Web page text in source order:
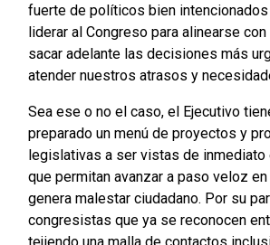
fuerte de políticos bien
liderar al Congreso para alinearse
sacar adelante las decisiones más
atender nuestros atrasos y
Sea ese o no el caso, el Ejecutivo
preparado un menú de proyectos y
legislativas a ser vistas de inmediato
que permitan avanzar a paso veloz
genera malestar ciudadano. Por su
congresistas que ya se reconocen